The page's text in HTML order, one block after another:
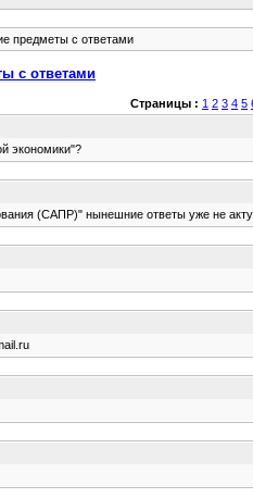
предметы с ответами
с ответами
Страницы : 1 2 3 4 5
экономики"?
(САПР)" нынешние ответы уже не